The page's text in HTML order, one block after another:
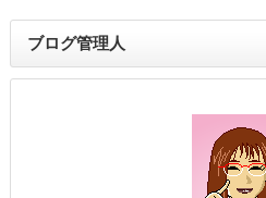
ブログ管理人